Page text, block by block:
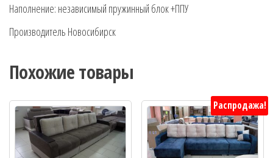
Наполнение: независимый пружинный блок +ППУ
Производитель Новосибирск
Похожие товары
Распродажа!